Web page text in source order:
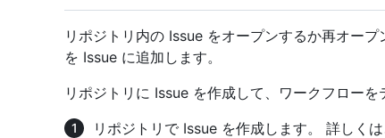
リポジトリ内の Issue をオープンするか再オー
を Issue に追加します。
リポジトリに Issue を作成して、ワークフローを
リポジトリで Issue を作成します。 詳しく